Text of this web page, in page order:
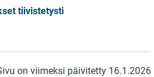
tiivistetysti
on viimeksi päivitetty 16.1.2026